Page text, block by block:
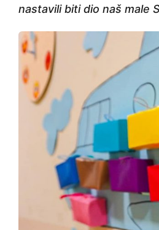
nastavili biti dio naš male